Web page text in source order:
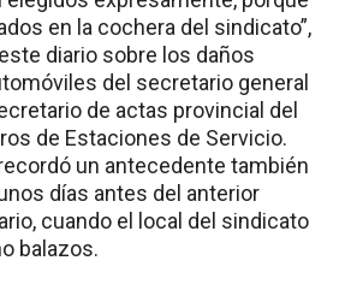
en la cochera del sindicato”,
diario sobre los daños
del secretario general
de actas provincial del
de Estaciones de Servicio.
un antecedente también
días antes del anterior
cuando el local del sindicato
balazos.